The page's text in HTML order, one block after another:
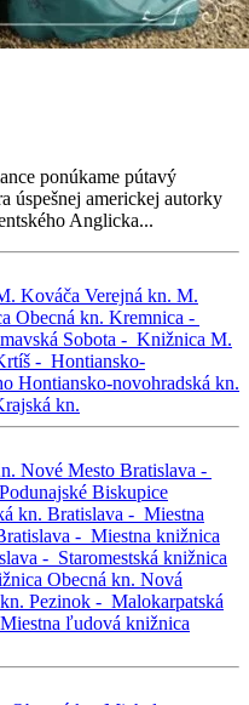
ponúkame pútavý
úspešnej americkej autorky
Anglicka...
Kováča Verejná kn. M.
Obecná kn. Kremnica -
Sobota - Knižnica M.
- Hontiansko-
Hontiansko-novohradská kn.
kn.
Nové Mesto Bratislava -
Biskupice
kn. Bratislava - Miestna
- Miestna knižnica
- Staromestská knižnica
Obecná kn. Nová
Pezinok - Malokarpatská
Miestna ľudová knižnica